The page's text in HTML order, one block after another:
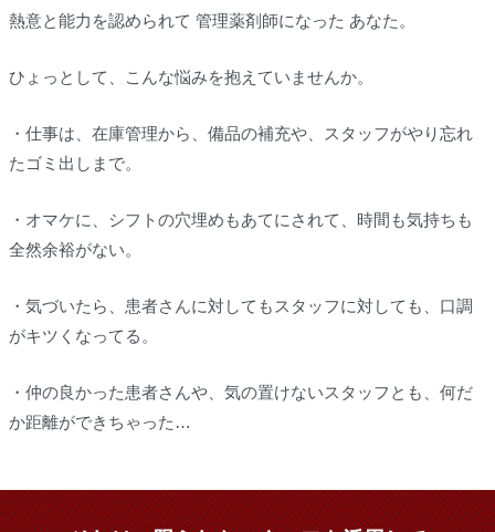
熱意と能力を認められて 管理薬剤師になった あなた。
ひょっとして、こんな悩みを抱えていませんか。
・仕事は、在庫管理から、備品の補充や、スタッフがやり忘れ
たゴミ出しまで。
・オマケに、シフトの穴埋めもあてにされて、時間も気持ちも
全然余裕がない。
・気づいたら、患者さんに対してもスタッフに対しても、口調
がキツくなってる。
・仲の良かった患者さんや、気の置けないスタッフとも、何だ
か距離ができちゃった…